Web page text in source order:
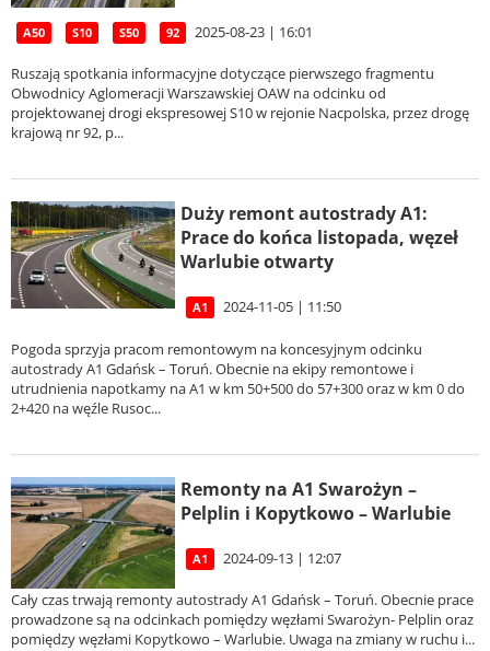
A50 S10 S50 92 2025-08-23 | 16:01
Ruszają spotkania informacyjne dotyczące pierwszego fragmentu
Obwodnicy Aglomeracji Warszawskiej OAW na odcinku od
projektowanej drogi ekspresowej S10 w rejonie Nacpolska, przez drogę
krajową nr 92, p...
Duży remont autostrady A1:
Prace do końca listopada, węzeł
Warlubie otwarty
A1 2024-11-05 | 11:50
Pogoda sprzyja pracom remontowym na koncesyjnym odcinku
autostrady A1 Gdańsk – Toruń. Obecnie na ekipy remontowe i
utrudnienia napotkamy na A1 w km 50+500 do 57+300 oraz w km 0 do
2+420 na węźle Rusoc...
Remonty na A1 Swarożyn –
Pelplin i Kopytkowo – Warlubie
A1 2024-09-13 | 12:07
Cały czas trwają remonty autostrady A1 Gdańsk – Toruń. Obecnie prace
prowadzone są na odcinkach pomiędzy węzłami Swarożyn- Pelplin oraz
pomiędzy węzłami Kopytkowo – Warlubie. Uwaga na zmiany w ruchu i...